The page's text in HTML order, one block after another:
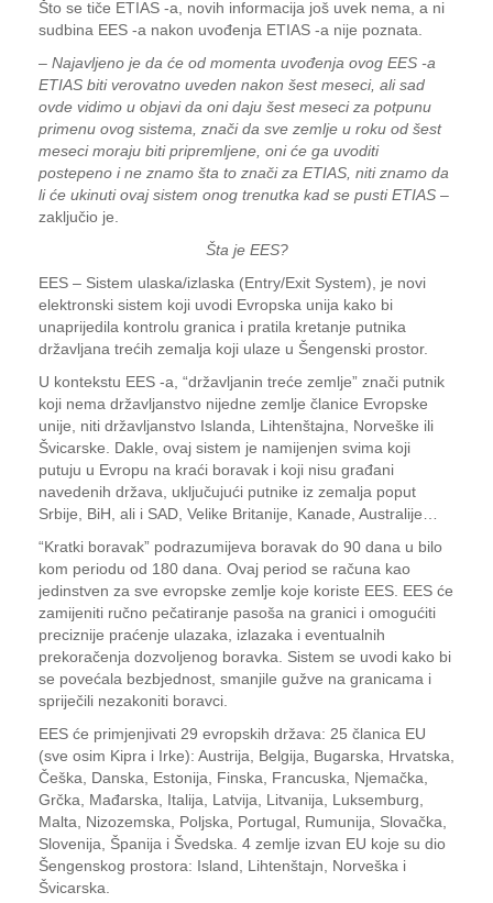
Što se tiče ETIAS -a, novih informacija još uvek nema, a ni
sudbina EES -a nakon uvođenja ETIAS -a nije poznata.
– Najavljeno je da će od momenta uvođenja ovog EES -a
ETIAS biti verovatno uveden nakon šest meseci, ali sad
ovde vidimo u objavi da oni daju šest meseci za potpunu
primenu ovog sistema, znači da sve zemlje u roku od šest
meseci moraju biti pripremljene, oni će ga uvoditi
postepeno i ne znamo šta to znači za ETIAS, niti znamo da
li će ukinuti ovaj sistem onog trenutka kad se pusti ETIAS –
zaključio je.
Šta je EES?
EES – Sistem ulaska/izlaska (Entry/Exit System), je novi
elektronski sistem koji uvodi Evropska unija kako bi
unaprijedila kontrolu granica i pratila kretanje putnika
državljana trećih zemalja koji ulaze u Šengenski prostor.
U kontekstu EES -a, “državljanin treće zemlje” znači putnik
koji nema državljanstvo nijedne zemlje članice Evropske
unije, niti državljanstvo Islanda, Lihtenštajna, Norveške ili
Švicarske. Dakle, ovaj sistem je namijenjen svima koji
putuju u Evropu na kraći boravak i koji nisu građani
navedenih država, uključujući putnike iz zemalja poput
Srbije, BiH, ali i SAD, Velike Britanije, Kanade, Australije…
“Kratki boravak” podrazumijeva boravak do 90 dana u bilo
kom periodu od 180 dana. Ovaj period se računa kao
jedinstven za sve evropske zemlje koje koriste EES. EES će
zamijeniti ručno pečatiranje pasoša na granici i omogućiti
preciznije praćenje ulazaka, izlazaka i eventualnih
prekoračenja dozvoljenog boravka. Sistem se uvodi kako bi
se povećala bezbjednost, smanjile gužve na granicama i
spriječili nezakoniti boravci.
EES će primjenjivati 29 evropskih država: 25 članica EU
(sve osim Kipra i Irke): Austrija, Belgija, Bugarska, Hrvatska,
Češka, Danska, Estonija, Finska, Francuska, Njemačka,
Grčka, Mađarska, Italija, Latvija, Litvanija, Luksemburg,
Malta, Nizozemska, Poljska, Portugal, Rumunija, Slovačka,
Slovenija, Španija i Švedska. 4 zemlje izvan EU koje su dio
Šengenskog prostora: Island, Lihtenštajn, Norveška i
Švicarska.